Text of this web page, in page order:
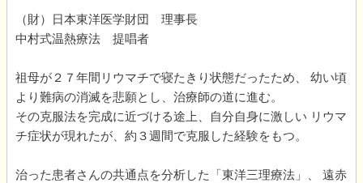
（財）日本東洋医学財団 理事長
中村式温熱療法 提唱者
祖母が２７年間リウマチで寝たきり状態だったため、 幼い頃
より難病の消滅を悲願とし、治療師の道に進む。
その克服法を完成に近づける途上、自分自身に激しい リウマ
チ症状が現れたが、約３週間で克服した経験をもつ。
治った患者さんの共通点を分析した「東洋三理療法」、 遠赤